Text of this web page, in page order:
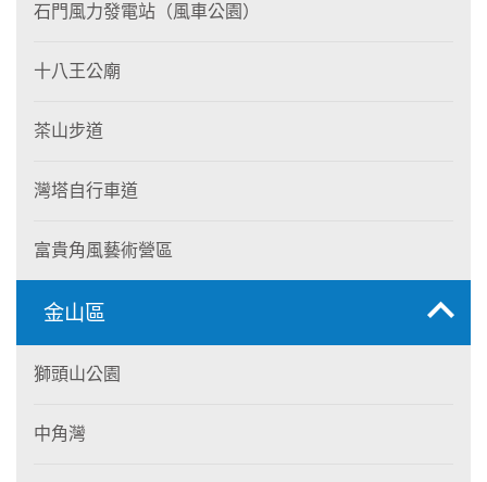
石門風力發電站（風車公園）
十八王公廟
茶山步道
灣塔自行車道
富貴角風藝術營區
金山區
獅頭山公園
中角灣